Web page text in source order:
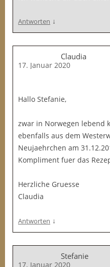
Antworten ↓
Claudia
17. Januar 2020
Hallo Stefanie,
zwar in Norwegen lebend
ebenfalls aus dem
Neujaehrchen am
Kompliment fuer das
Herzliche Gruesse
Claudia
Antworten ↓
Stefanie
17. Januar 2020